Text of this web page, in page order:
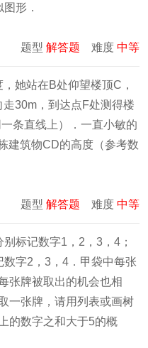
形．
题型 解答题 难度 中等
她站在B处仰望楼顶C，
30m，到达点F处测得楼
条直线上）．一直小敏的
建筑物CD的高度（参考数
题型 解答题 难度 中等
标记数字1，2，3，4；
字2，3，4．甲袋中每张
张牌被取出的机会也相
一张牌，请用列表或画树
的数字之和大于5的概